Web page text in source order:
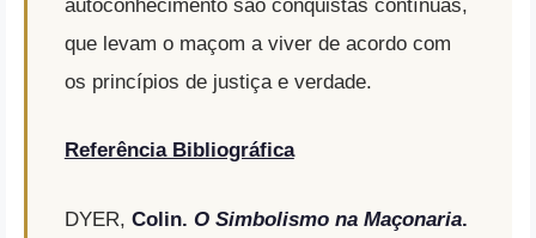
autoconhecimento são conquistas contínuas,
que levam o maçom a viver de acordo com
os princípios de justiça e verdade.
Referência Bibliográfica
DYER, Colin. O Simbolismo na Maçonaria.